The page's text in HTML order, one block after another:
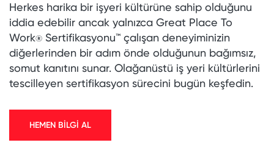
Herkes harika bir işyeri kültürüne sahip olduğunu
iddia edebilir ancak yalnızca Great Place To
Work® Sertifikasyonu™ çalışan deneyiminizin
diğerlerinden bir adım önde olduğunun bağımsız,
somut kanıtını sunar. Olağanüstü iş yeri kültürlerini
tescilleyen sertifikasyon sürecini bugün keşfedin.
HEMEN BİLGİ AL